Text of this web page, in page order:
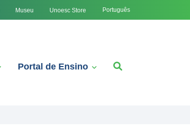
Museu Unoesc Store Português
Portal de Ensino